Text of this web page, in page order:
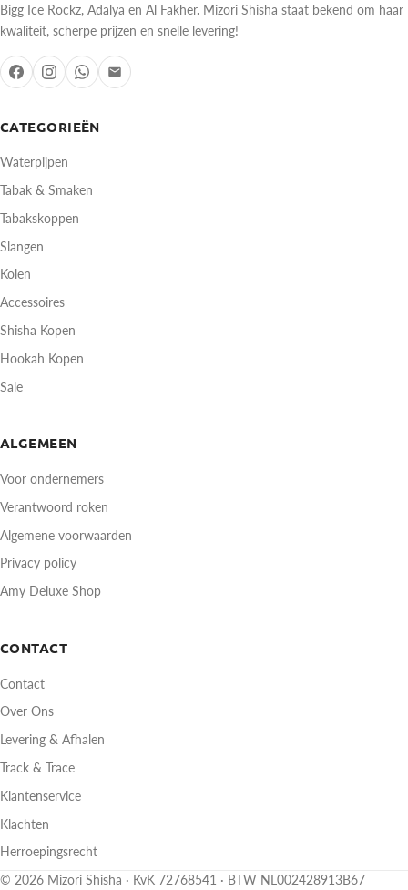
CATEGORIEËN
Waterpijpen
Tabak & Smaken
Tabakskoppen
Slangen
Kolen
Accessoires
Shisha Kopen
Hookah Kopen
Sale
ALGEMEEN
Voor ondernemers
Verantwoord roken
Algemene voorwaarden
Privacy policy
Amy Deluxe Shop
CONTACT
Contact
Over Ons
Levering & Afhalen
Track & Trace
Klantenservice
Klachten
Herroepingsrecht
Bigg Ice Rockz, Adalya en Al Fakher. Mizori Shisha staat bekend om haar
kwaliteit, scherpe prijzen en snelle levering!
© 2026 Mizori Shisha · KvK 72768541 · BTW NL002428913B67